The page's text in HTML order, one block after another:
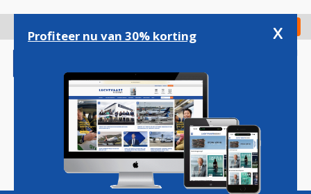
gaan
Check in
Magazine Podcasts Vacatures
Profiteer nu van 30% korting x